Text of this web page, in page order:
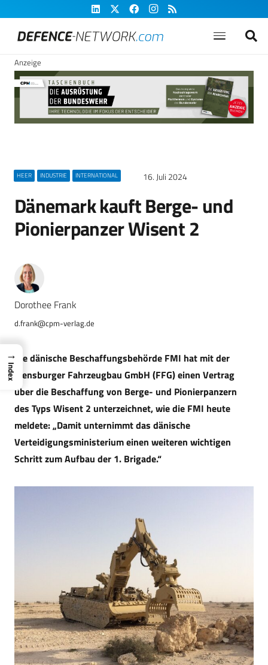
Anzeige
HEER INDUSTRIE INTERNATIONAL 16. Juli 2024
Dänemark kauft Berge- und
Pionierpanzer Wisent 2
Dorothee Frank
d.frank@cpm-verlag.de
Die dänische Beschaffungsbehörde FMI hat mit der
Flensburger Fahrzeugbau GmbH (FFG) einen Vertrag
über die Beschaffung von Berge- und Pionierpanzern
des Typs Wisent 2 unterzeichnet, wie die FMI heute
meldete: „Damit unternimmt das dänische
Verteidigungsministerium einen weiteren wichtigen
Schritt zum Aufbau der 1. Brigade.“
→
Index